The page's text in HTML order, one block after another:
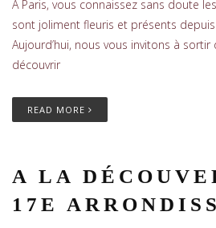
A Paris, vous connaissez sans doute
sont joliment fleuris et présents
Aujourd’hui, nous vous invitons à
découvrir
READ MORE
A LA
17E